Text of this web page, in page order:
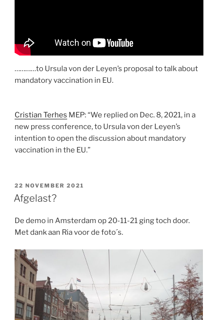
…………to Ursula von der Leyen’s proposal to talk about
mandatory vaccination in EU.
Cristian Terhes MEP: “We replied on Dec. 8, 2021, in a
new press conference, to Ursula von der Leyen’s
intention to open the discussion about mandatory
vaccination in the EU.”
GEPLAATST
OP
22 NOVEMBER 2021
Afgelast?
De demo in Amsterdam op 20-11-21 ging toch door.
Met dank aan Ria voor de foto´s.